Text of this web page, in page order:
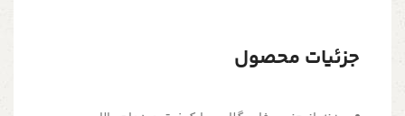
جزئیات محصول